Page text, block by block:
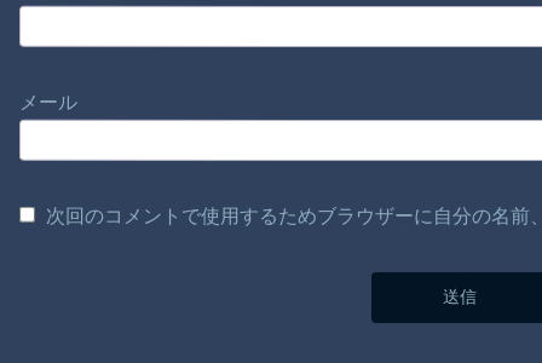
メール
次回のコメントで使用するためブラウザーに自分の名